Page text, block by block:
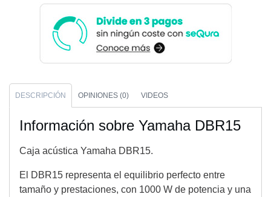
DESCRIPCIÓN OPINIONES (0) VIDEOS
Información sobre Yamaha DBR15
Caja acústica Yamaha DBR15.
El DBR15 representa el equilibrio perfecto entre
tamaño y prestaciones, con 1000 W de potencia y una